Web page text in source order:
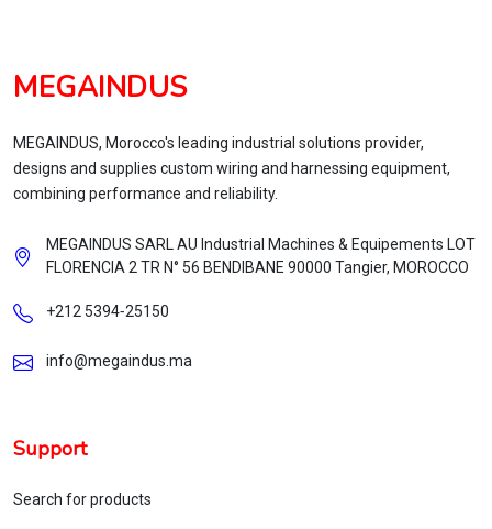
MEGAINDUS
MEGAINDUS, Morocco's leading industrial solutions provider,
designs and supplies custom wiring and harnessing equipment,
combining performance and reliability.
MEGAINDUS SARL AU Industrial Machines & Equipements LOT
FLORENCIA 2 TR N° 56 BENDIBANE 90000 Tangier, MOROCCO
+212 5394‑25150
info@megaindus.ma
Support
Search for products